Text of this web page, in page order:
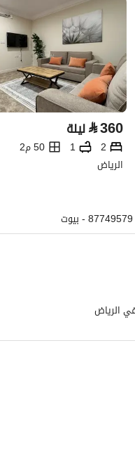
⃁360 ليلة
2
1
50 م2
الرياض
87749579 - بيوت